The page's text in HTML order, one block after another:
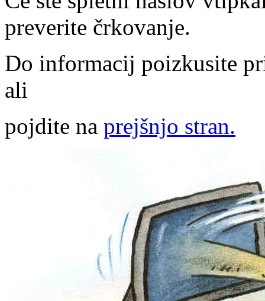
preverite črkovanje.
Do informacij poizkusite
ali
pojdite na prejšnjo stran.